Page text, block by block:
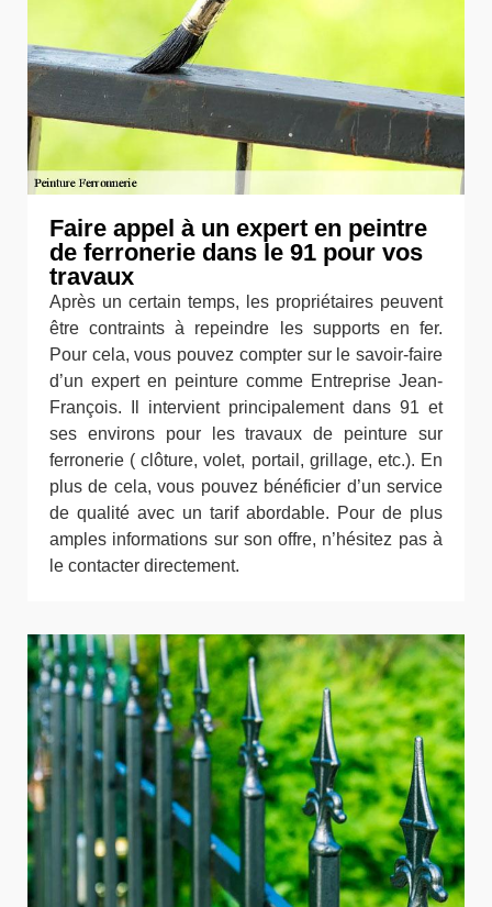
Faire appel à un expert en peintre
de ferronerie dans le 91 pour vos
travaux
Après un certain temps, les propriétaires peuvent
être contraints à repeindre les supports en fer.
Pour cela, vous pouvez compter sur le savoir-faire
d’un expert en peinture comme Entreprise Jean-
François. Il intervient principalement dans 91 et
ses environs pour les travaux de peinture sur
ferronerie ( clôture, volet, portail, grillage, etc.). En
plus de cela, vous pouvez bénéficier d’un service
de qualité avec un tarif abordable. Pour de plus
amples informations sur son offre, n’hésitez pas à
le contacter directement.